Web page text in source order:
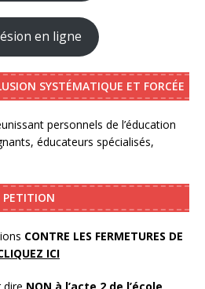
en ligne
SYSTÉMATIQUE ET FORCÉE
personnels de l’éducation
éducateurs spécialisés,
PETITION
CONTRE LES FERMETURES DE
ICI
dire NON à l’acte 2 de l’école